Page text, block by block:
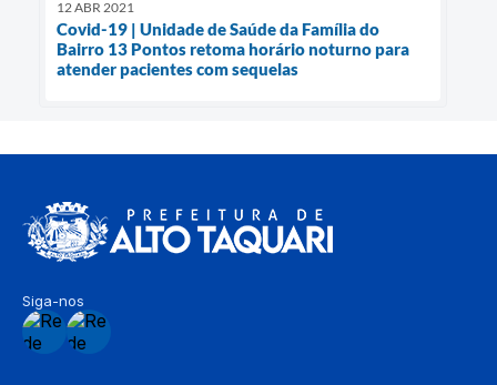
12 ABR 2021
Covid-19 | Unidade de Saúde da Família do
Bairro 13 Pontos retoma horário noturno para
atender pacientes com sequelas
Siga-nos